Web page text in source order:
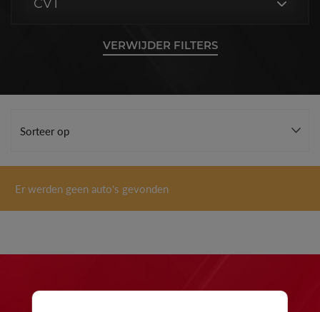
CVT
VERWIJDER FILTERS
Er werden geen auto's gevonden